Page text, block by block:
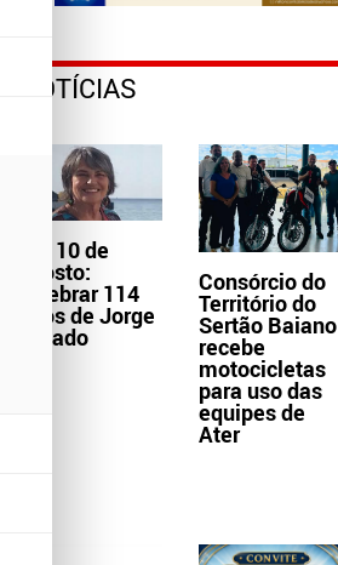
NOTÍCIAS
Dia 10 de
agosto:
celebrar 114
anos de Jorge
Amado
Consórcio do
Território do
Sertão Baiano
recebe
motocicletas
para uso das
equipes de
Ater